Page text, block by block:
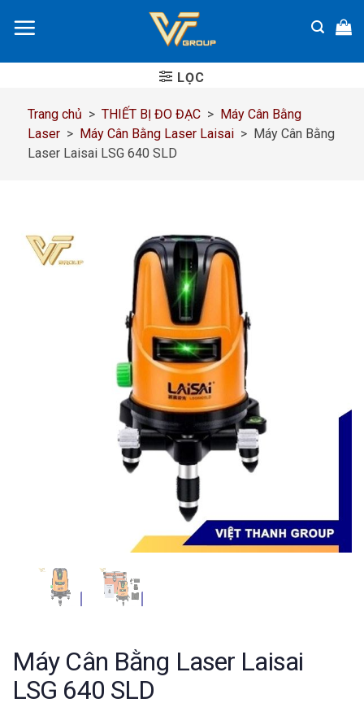
đến
dung
LỌC
Trang chủ > THIẾT BỊ ĐO ĐẠC > Máy Cân Bằng
Laser > Máy Cân Bằng Laser Laisai > Máy Cân Bằng
Laser Laisai LSG 640 SLD
Máy Cân Bằng Laser Laisai
LSG 640 SLD